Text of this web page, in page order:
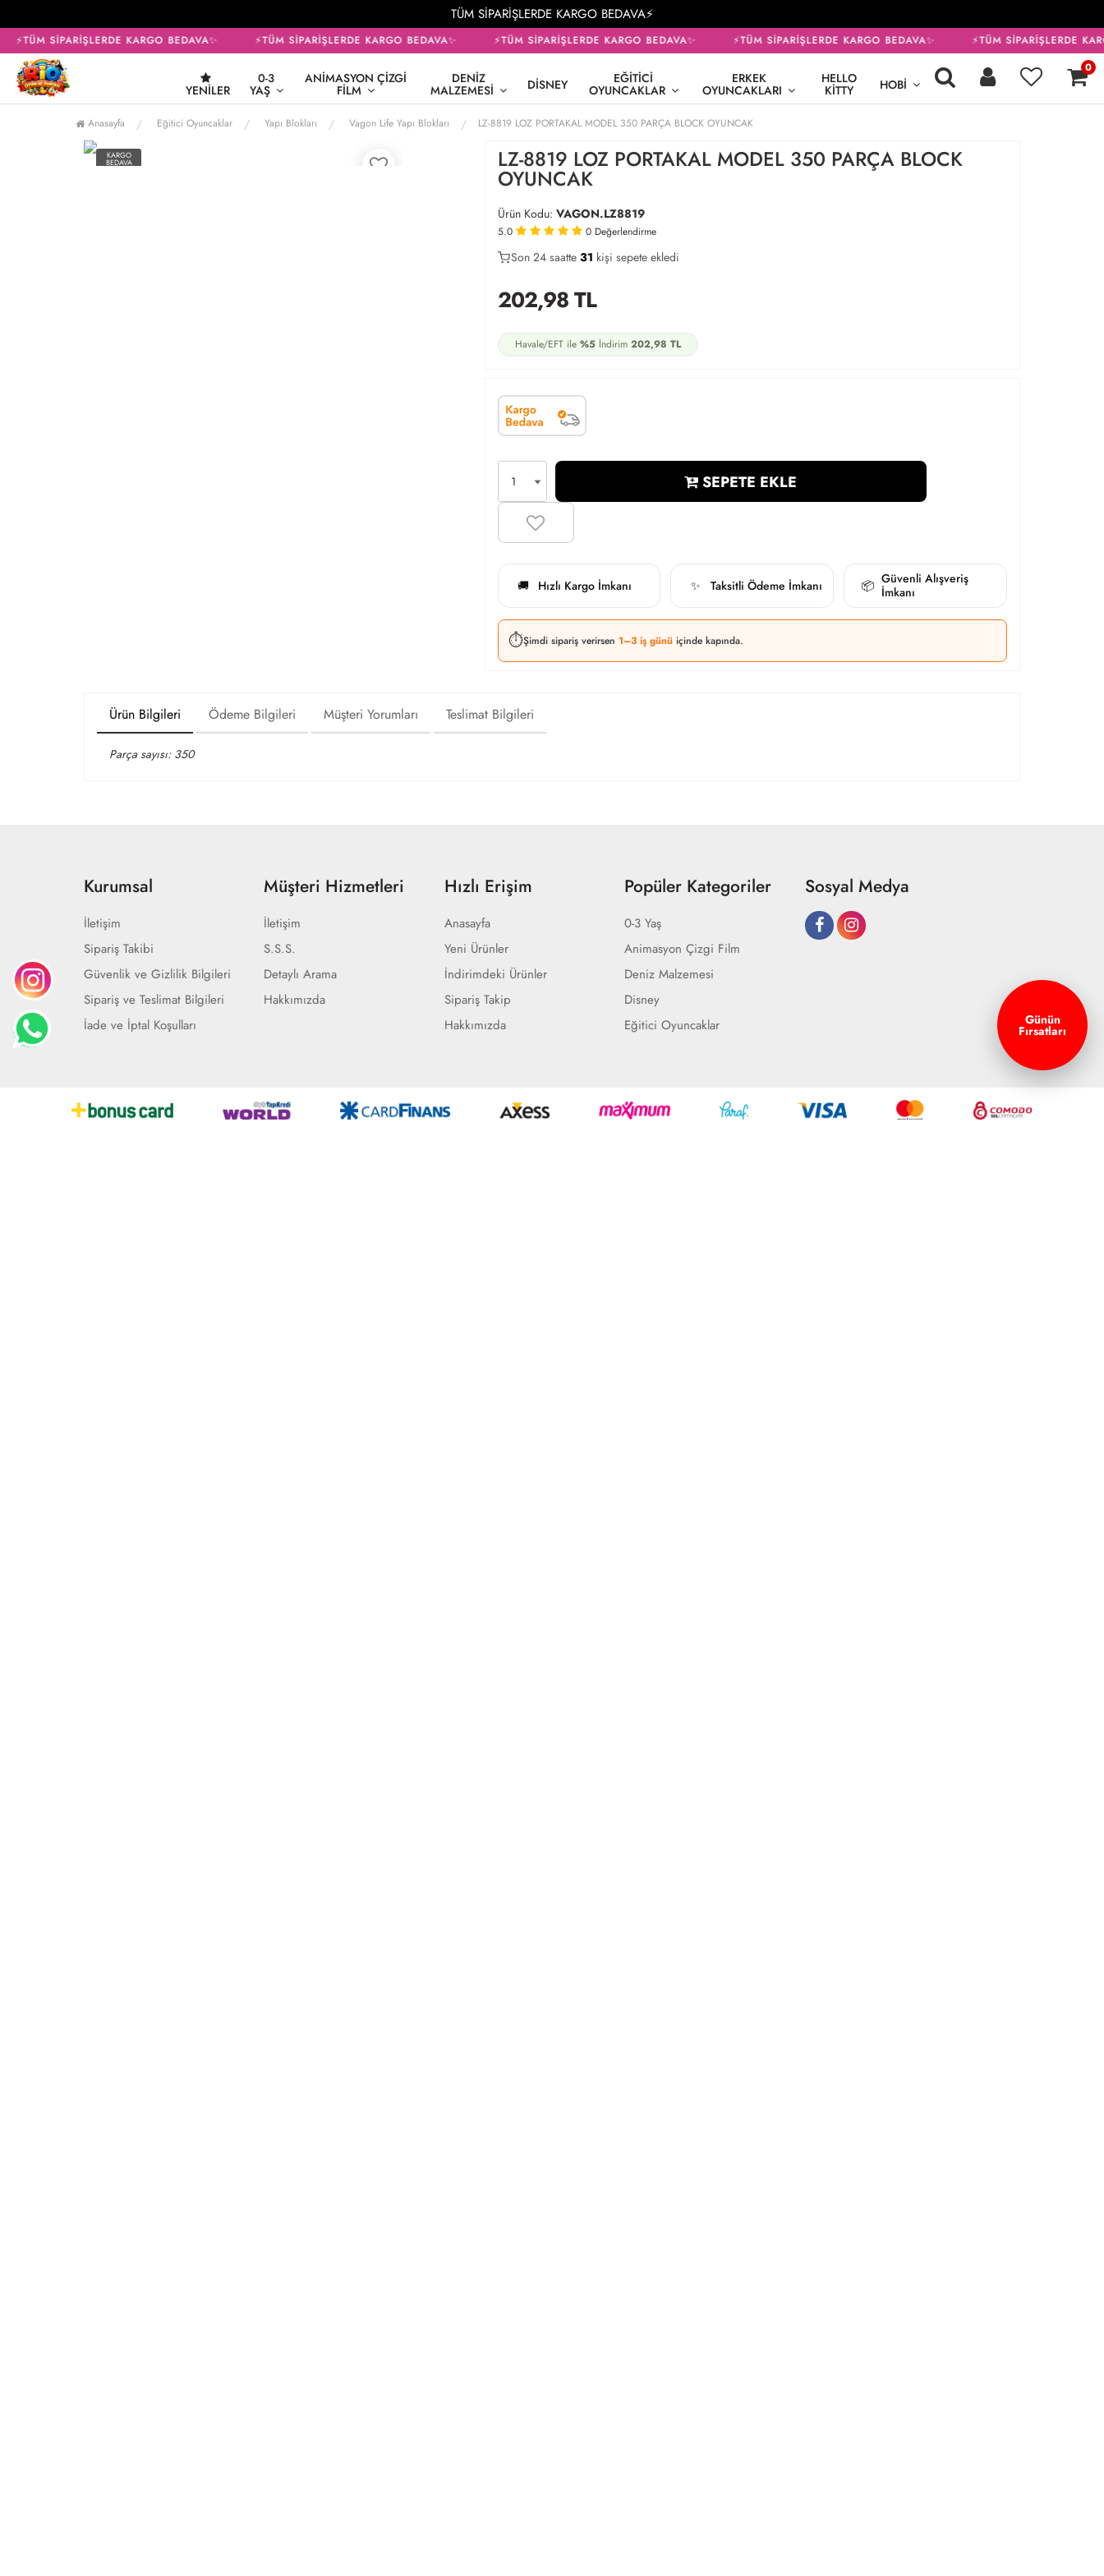
TÜM SİPARİŞLERDE KARGO BEDAVA⚡
⚡TÜM SİPARİŞLERDE KARGO BEDAVA✨ ⚡TÜM SİPARİŞLERDE KARGO BEDAVA✨ ⚡TÜM SİPARİŞLERDE KARGO BEDAVA✨ ⚡TÜM SİPARİŞLERDE KARGO BEDAVA✨ ⚡TÜM SİPARİŞLERDE
YENILER
0-3
YAŞ
ANIMASYON ÇIZGI
FILM
DENIZ
MALZEMESI DISNEY EĞITICI
OYUNCAKLAR
ERKEK
OYUNCAKLARI
HELLO
KITTY HOBI
0
Anasayfa Eğitici Oyuncaklar Yapı Blokları Vagon Life Yapı Blokları LZ-8819 LOZ PORTAKAL MODEL 350 PARÇA BLOCK OYUNCAK
KARGO
BEDAVA LZ-8819 LOZ PORTAKAL MODEL 350 PARÇA BLOCK
OYUNCAK
Ürün Kodu: VAGON.LZ8819
5.0 0 Değerlendirme
26
Son 24 saatte 31 kişi sepete ekledi
12
202,98TL
Havale/EFT ile %5İndirim 202,98 TL
SEPETE EKLE
🚚 Hızlı Kargo İmkanı ✨ Taksitli Ödeme İmkanı 📦 Güvenli Alışveriş
İmkanı
⏱️Şimdi sipariş verirsen 1–3 iş günü içinde kapında.
Ürün Bilgileri Ödeme Bilgileri Müşteri Yorumları Teslimat Bilgileri
Parça sayısı: 350
Kurumsal
İletişim
Sipariş Takibi
Güvenlik ve Gizlilik Bilgileri
Sipariş ve Teslimat Bilgileri
İade ve İptal Koşulları
Müşteri Hizmetleri
İletişim
S.S.S.
Detaylı Arama
Hakkımızda
Hızlı Erişim
Anasayfa
Yeni Ürünler
İndirimdeki Ürünler
Sipariş Takip
Hakkımızda
Popüler Kategoriler
0-3 Yaş
Animasyon Çizgi Film
Deniz Malzemesi
Disney
Eğitici Oyuncaklar
Sosyal Medya
Günün
Fırsatları